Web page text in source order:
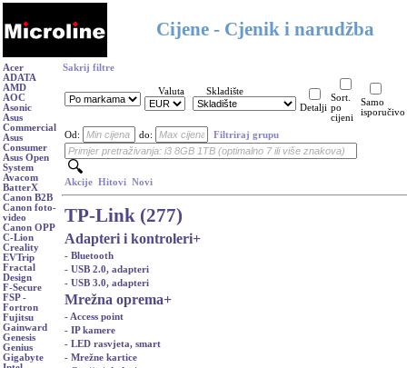
Cijene - Cjenik i narudžba
Acer
ADATA
AMD
AOC
Asonic
Asus
Commercial
Asus
Consumer
Asus Open
System
Avacom
BatterX
Canon B2B
Canon foto-
video
Canon OPP
C-Lion
Creality
EVTrip
Fractal
Design
F-Secure
FSP -
Fortron
Fujitsu
Gainward
Genesis
Genius
Gigabyte
Sakrij filtre
Valuta
Skladište
Detalji
Sort.
po
cijeni
Samo
isporučivo
Od: do: Filtriraj grupu
Akcije Hitovi Novi
TP-Link (277)
Adapteri i kontroleri+
- Bluetooth
- USB 2.0, adapteri
- USB 3.0, adapteri
Mrežna oprema+
- Access point
- IP kamere
- LED rasvjeta, smart
- Mrežne kartice